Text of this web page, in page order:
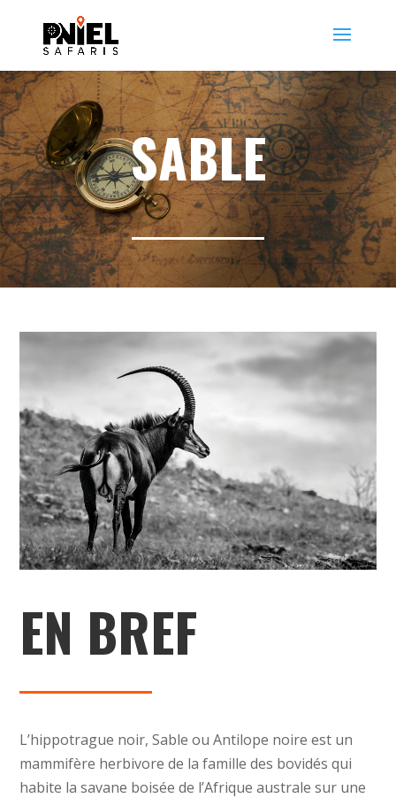
SABLE
EN BREF
L’hippotrague noir, Sable ou Antilope noire est un
mammifère herbivore de la famille des bovidés qui
habite la savane boisée de l’Afrique australe sur une